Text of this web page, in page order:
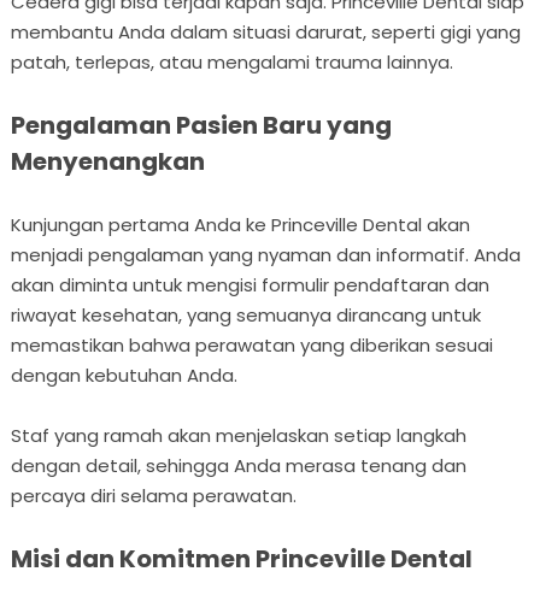
membantu Anda dalam situasi darurat, seperti gigi yang
patah, terlepas, atau mengalami trauma lainnya.
Pengalaman Pasien Baru yang
Menyenangkan
Kunjungan pertama Anda ke Princeville Dental akan
menjadi pengalaman yang nyaman dan informatif. Anda
akan diminta untuk mengisi formulir pendaftaran dan
riwayat kesehatan, yang semuanya dirancang untuk
memastikan bahwa perawatan yang diberikan sesuai
dengan kebutuhan Anda.
Staf yang ramah akan menjelaskan setiap langkah
dengan detail, sehingga Anda merasa tenang dan
percaya diri selama perawatan.
Misi dan Komitmen Princeville Dental